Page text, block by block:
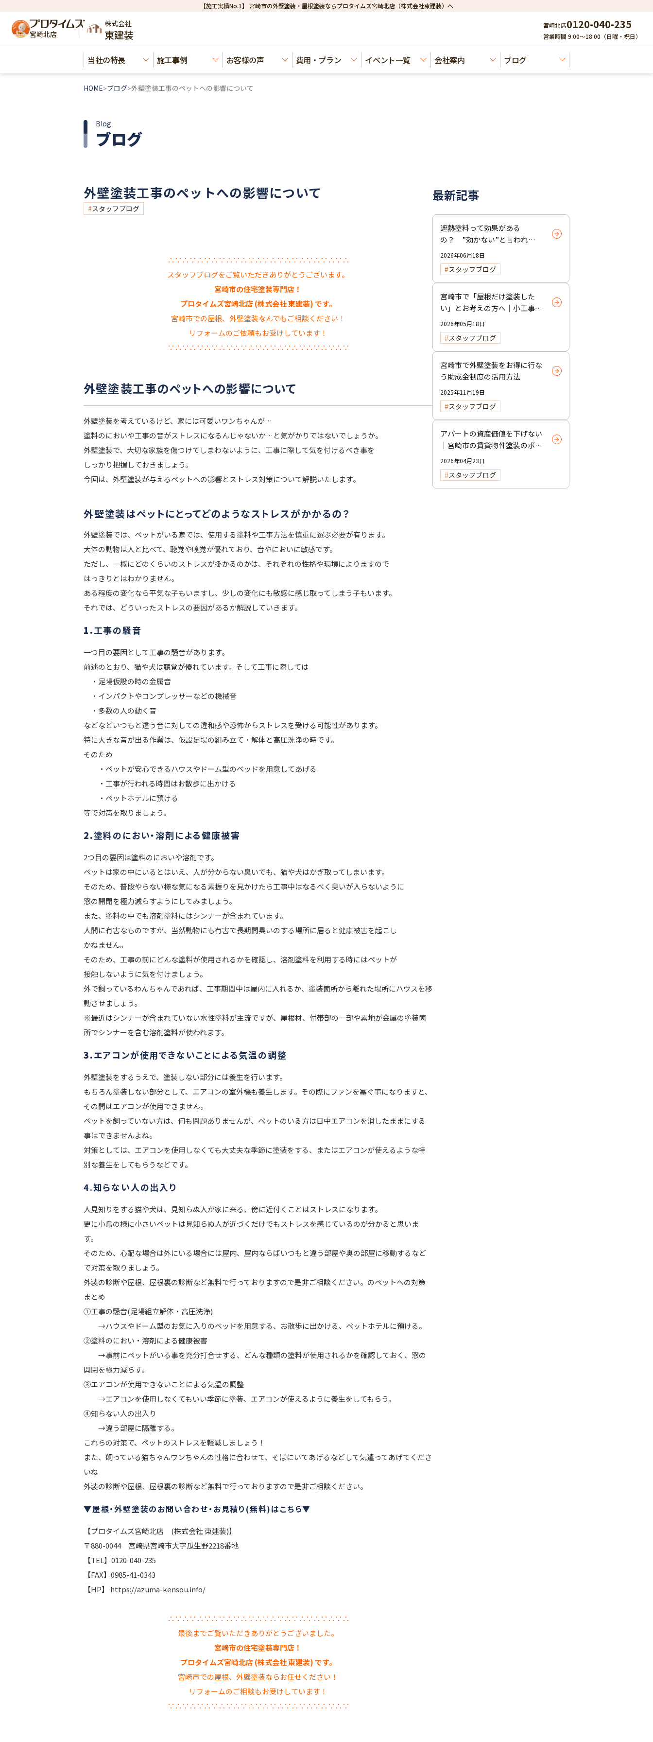
【施工実績No.1】 宮崎市の外壁塗装・屋根塗装ならプロタイムズ宮崎北店（株式会社東建装）へ
宮崎北店
株式会社
東建装
宮崎北店0120-040-235
営業時間 9:00～18:00（日曜・祝日）
当社の特長 施工事例 お客様の声 費用・プラン イベント一覧 会社案内 ブログ
HOME>ブログ>外壁塗装工事のペットへの影響について
ブログ
Blog
外壁塗装工事のペットへの影響について
スタッフブログ
∴∵∴∵∴∵∴∵∴∵∴∵∴∵∴∵∴∵∴∵∴∵∴∵∴
スタッフブログをご覧いただきありがとうございます。
宮崎市の住宅塗装専門店！
プロタイムズ宮崎北店 (株式会社 東建装) です。
宮崎市での屋根、外壁塗装なんでもご相談ください！
リフォームのご依頼もお受けしています！
∵∴∵∴∵∴∵∴∵∴∵∴∵∴∵∴∵∴∵∴∵∴∵∴∵
外壁塗装工事のペットへの影響について
外壁塗装を考えているけど、家には可愛いワンちゃんが…
塗料のにおいや工事の音がストレスになるんじゃないか…と気がかりではないでしょうか。
外壁塗装で、大切な家族を傷つけてしまわないように、工事に際して気を付けるべき事を
しっかり把握しておきましょう。
今回は、外壁塗装が与えるペットへの影響とストレス対策について解説いたします。
外壁塗装はペットにとってどのようなストレスがかかるの？
外壁塗装では、ペットがいる家では、使用する塗料や工事方法を慎重に選ぶ必要が有ります。
大体の動物は人と比べて、聴覚や嗅覚が優れており、音やにおいに敏感です。
ただし、一概にどのくらいのストレスが掛かるのかは、それぞれの性格や環境によりますので
はっきりとはわかりません。
ある程度の変化なら平気な子もいますし、少しの変化にも敏感に感じ取ってしまう子もいます。
それでは、どういったストレスの要因があるか解説していきます。
1.工事の騒音
一つ目の要因として工事の騒音があります。
前述のとおり、猫や犬は聴覚が優れています。そして工事に際しては
・足場仮設の時の金属音
・インパクトやコンプレッサーなどの機械音
・多数の人の動く音
などなどいつもと違う音に対しての違和感や恐怖からストレスを受ける可能性があります。
特に大きな音が出る作業は、仮設足場の組み立て・解体と高圧洗浄の時です。
そのため
・ペットが安心できるハウスやドーム型のベッドを用意してあげる
・工事が行われる時間はお散歩に出かける
・ペットホテルに預ける
等で対策を取りましょう。
2.塗料のにおい・溶剤による健康被害
2つ目の要因は塗料のにおいや溶剤です。
ペットは家の中にいるとはいえ、人が分からない臭いでも、猫や犬はかぎ取ってしまいます。
そのため、普段やらない様な気になる素振りを見かけたら工事中はなるべく臭いが入らないように
窓の開閉を極力減らすようにしてみましょう。
また、塗料の中でも溶剤塗料にはシンナーが含まれています。
人間に有害なものですが、当然動物にも有害で長期間臭いのする場所に居ると健康被害を起こし
かねません。
そのため、工事の前にどんな塗料が使用されるかを確認し、溶剤塗料を利用する時にはペットが
接触しないように気を付けましょう。
外で飼っているわんちゃんであれば、工事期間中は屋内に入れるか、塗装箇所から離れた場所にハウスを移
動させましょう。
※最近はシンナーが含まれていない水性塗料が主流ですが、屋根材、付帯部の一部や素地が金属の塗装箇
所でシンナーを含む溶剤塗料が使われます。
3.エアコンが使用できないことによる気温の調整
外壁塗装をするうえで、塗装しない部分には養生を行います。
もちろん塗装しない部分として、エアコンの室外機も養生します。その際にファンを塞ぐ事になりますと、
その間はエアコンが使用できません。
ペットを飼っていない方は、何も問題ありませんが、ペットのいる方は日中エアコンを消したままにする
事はできませんよね。
対策としては、エアコンを使用しなくても大丈夫な季節に塗装をする、またはエアコンが使えるような特
別な養生をしてもらうなどです。
4.知らない人の出入り
人見知りをする猫や犬は、見知らぬ人が家に来る、傍に近付くことはストレスになります。
更に小鳥の様に小さいペットは見知らぬ人が近づくだけでもストレスを感じているのが分かると思いま
す。
そのため、心配な場合は外にいる場合には屋内、屋内ならばいつもと違う部屋や奥の部屋に移動するなど
で対策を取りましょう。
外装の診断や屋根、屋根裏の診断など無料で行っておりますので是非ご相談ください。のペットへの対策
まとめ
①工事の騒音(足場組立解体・高圧洗浄)
→ハウスやドーム型のお気に入りのベッドを用意する、お散歩に出かける、ペットホテルに預ける。
②塗料のにおい・溶剤による健康被害
→事前にペットがいる事を充分打合せする、どんな種類の塗料が使用されるかを確認しておく、窓の
開閉を極力減らす。
③エアコンが使用できないことによる気温の調整
→エアコンを使用しなくてもいい季節に塗装、エアコンが使えるように養生をしてもらう。
④知らない人の出入り
→違う部屋に隔離する。
これらの対策で、ペットのストレスを軽減しましょう！
また、飼っている猫ちゃんワンちゃんの性格に合わせて、そばにいてあげるなどして気遣ってあげてくださ
いね
外装の診断や屋根、屋根裏の診断など無料で行っておりますので是非ご相談ください。
▼屋根・外壁塗装のお問い合わせ・お見積り(無料)はこちら▼
【プロタイムズ宮崎北店 (株式会社 東建装)】
〒880-0044 宮崎県宮崎市大字瓜生野2218番地
【TEL】0120-040-235
【FAX】0985-41-0343
【HP】 https://azuma-kensou.info/
∴∵∴∵∴∵∴∵∴∵∴∵∴∵∴∵∴∵∴∵∴∵∴∵∴
最後までご覧いただきありがとうございました。
宮崎市の住宅塗装専門店！
プロタイムズ宮崎北店 (株式会社 東建装) です。
宮崎市での屋根、外壁塗装ならお任せください！
リフォームのご相談もお受けしています！
∵∴∵∴∵∴∵∴∵∴∵∴∵∴∵∴∵∴∵∴∵∴∵∴∵
最新記事
遮熱塗料って効果がある
の？ ”効かない”と言われる
理由と正しい使い方
2026年06月18日
スタッフブログ
宮崎市で「屋根だけ塗装した
い」とお考えの方へ｜小工事・
雨樋交換だけでも大歓迎！
2026年05月18日
スタッフブログ
宮崎市で外壁塗装をお得に行な
う助成金制度の活用方法
2025年11月19日
スタッフブログ
アパートの資産価値を下げない
｜宮崎市の賃貸物件塗装のポイ
ント
2026年04月23日
スタッフブログ